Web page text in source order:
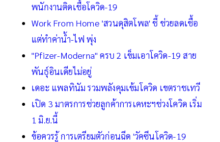
พนักงานติดเชื้อโควิด-19
Work From Home 'สวนดุสิตโพล' ชี้ ช่วยลดเชื้อ
แต่ทำค่าน้ำ-ไฟ พุ่ง
"Pfizer-Moderna" ครบ 2 เข็มเอาโควิด-19 สาย
พันธุ์อินเดียไม่อยู่
เดอะ แพลทินัม รวมพลังคุมเข้มโควิด เขตราชเทวี
เปิด 3 มาตรการช่วยลูกค้าการเคหะฯช่วงโควิด เริ่ม
1 มิ.ย.นี้
ข้อควรรู้ การเตรียมตัวก่อนฉีด 'วัคซีนโควิด-19